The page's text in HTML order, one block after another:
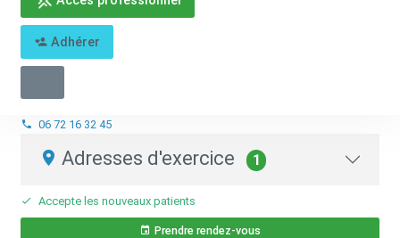
Adhérer
Retour
Evelyne SAINT-PRIX
06 72 16 32 45
Adresses d'exercice 1
Accepte les nouveaux patients
Prendre rendez-vous